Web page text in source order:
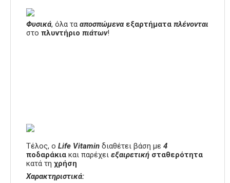
Φυσικά, όλα τα αποσπώμενα εξαρτήματα πλένονται
στο πλυντήριο πιάτων!
Τέλος, ο Life Vitamin διαθέτει βάση με 4
ποδαράκια και παρέχει εξαιρετική σταθερότητα
κατά τη χρήση
Χαρακτηριστικά: